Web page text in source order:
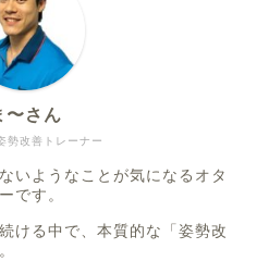
勢改善トレーナー
〜さん
いようなことが気になるオタ
です。
ける中で、本質的な「姿勢改